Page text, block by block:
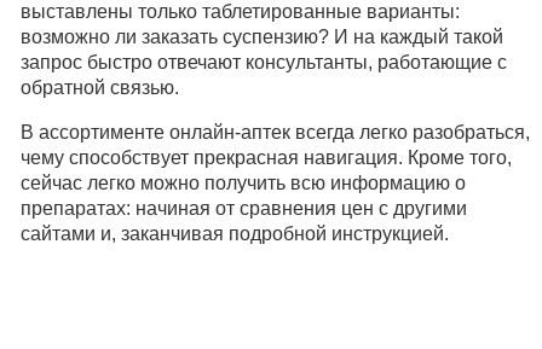
выставлены только таблетированные варианты:
возможно ли заказать суспензию? И на каждый такой
запрос быстро отвечают консультанты, работающие с
обратной связью.
В ассортименте онлайн-аптек всегда легко разобраться,
чему способствует прекрасная навигация. Кроме того,
сейчас легко можно получить всю информацию о
препаратах: начиная от сравнения цен с другими
сайтами и, заканчивая подробной инструкцией.